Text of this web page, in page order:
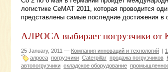
логистике CeMAT 2011, которая проводится
представлены самые последние достижения в
АЛРОСА выбирает погрузчики от
25 January, 2011 — Компания инноваций и технологий
алроса погрузчики Caterpillar продажа погрузчиков
автопогрузчики складское оборудование